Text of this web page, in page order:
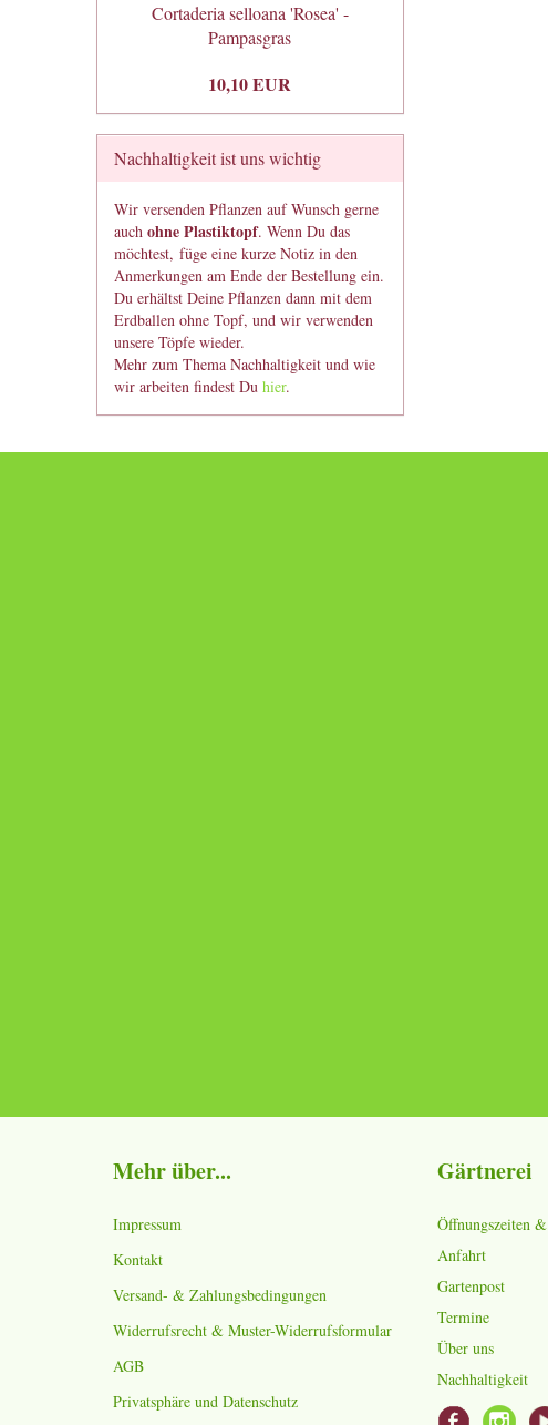
Cortaderia selloana 'Rosea' -
Pampasgras
10,10 EUR
Nachhaltigkeit ist uns wichtig
Wir versenden Pflanzen auf Wunsch gerne
auch ohne Plastiktopf. Wenn Du das
möchtest, füge eine kurze Notiz in den
Anmerkungen am Ende der Bestellung ein.
Du erhältst Deine Pflanzen dann mit dem
Erdballen ohne Topf, und wir verwenden
unsere Töpfe wieder.
Mehr zum Thema Nachhaltigkeit und wie
wir arbeiten findest Du hier.
Mehr über...
Impressum
Kontakt
Versand- & Zahlungsbedingungen
Widerrufsrecht & Muster-Widerrufsformular
AGB
Privatsphäre und Datenschutz
Gärtnerei
Öffnungszeiten &
Anfahrt
Gartenpost
Termine
Über uns
Nachhaltigkeit